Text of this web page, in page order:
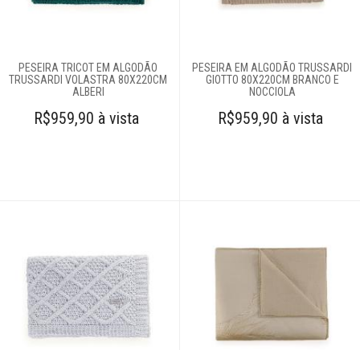
Colchas
colchão
Saias
Cortinas
PESEIRA TRICOT EM ALGODÃO
TRUSSARDI VOLASTRA 80X220CM
ALBERI
R$959,90 à vista
PESEIRA EM ALGODÃO TRUSSARDI
GIOTTO 80X220CM BRANCO E
NOCCIOLA
R$959,90 à vista